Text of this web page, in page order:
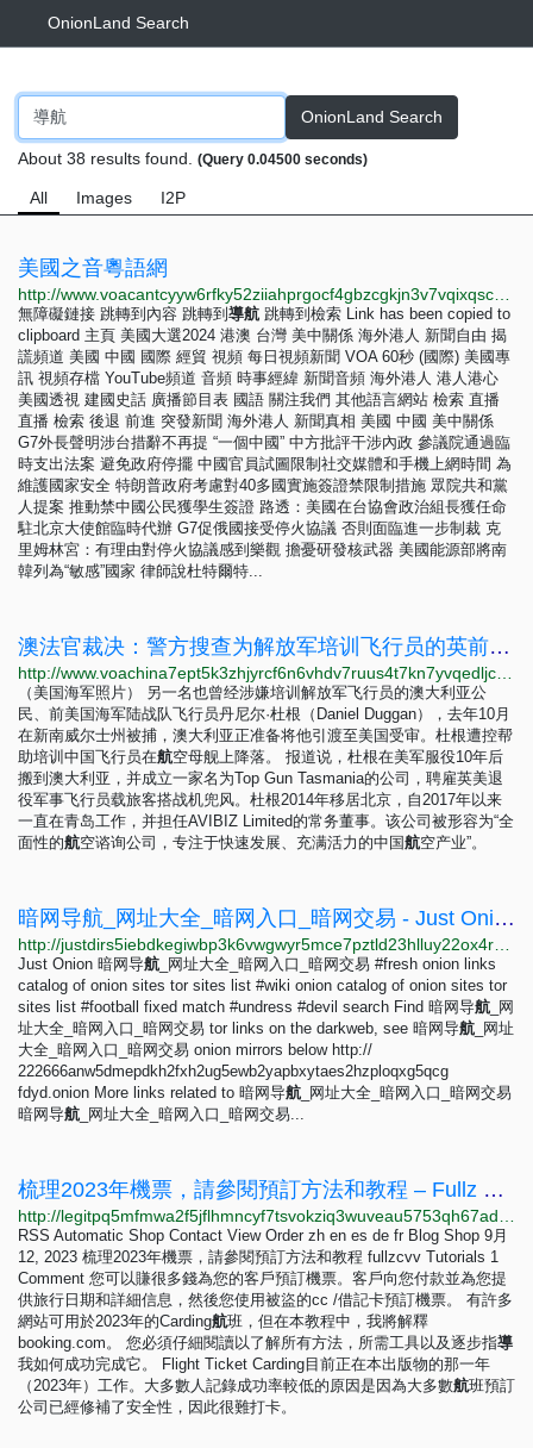
OnionLand Search
OnionLand Search
About 38 results found. (Query 0.04500 seconds)
All Images I2P
美國之音粵語網
無障礙鏈接 跳轉到內容 跳轉到 導航 跳轉到檢索 Link has been copied to
clipboard 主頁 美國大選2024 港澳 台灣 美中關係 海外港人 新聞自由 揭
謊頻道 美國 中國 國際 經貿 視頻 每日視頻新聞 VOA 60秒 (國際) 美國專
訊 視頻存檔 YouTube頻道 音頻 時事經緯 新聞音頻 海外港人 港人港心
美國透視 建國史話 廣播節目表 國語 關注我們 其他語言網站 檢索 直播
直播 檢索 後退 前進 突發新聞 海外港人 新聞真相 美國 中國 美中關係
G7外長聲明涉台措辭不再提 “一個中國” 中方批評干涉內政 參議院通過臨
時支出法案 避免政府停擺 中國官員試圖限制社交媒體和手機上網時間 為
維護國家安全 特朗普政府考慮對40多國實施簽證禁限制措施 眾院共和黨
人提案 推動禁中國公民獲學生簽證 路透：美國在台協會政治組長獲任命
駐北京大使館臨時代辦 G7促俄國接受停火協議 否則面臨進一步制裁 克
里姆林宮：有理由對停火協議感到樂觀 擔憂研發核武器 美國能源部將南
韓列為“敏感”國家 律師說杜特爾特...
澳法官裁决：警方搜查为解放军培训飞行员的英前试飞官住家合规
（美国海军照片） 另一名也曾经涉嫌培训解放军飞行员的澳大利亚公
民、前美国海军陆战队飞行员丹尼尔·杜根（Daniel Duggan），去年10月
在新南威尔士州被捕，澳大利亚正准备将他引渡至美国受审。杜根遭控帮
助培训中国飞行员在航空母舰上降落。 报道说，杜根在美军服役10年后
搬到澳大利亚，并成立一家名为Top Gun Tasmania的公司，聘雇英美退
役军事飞行员载旅客搭战机兜风。杜根2014年移居北京，自2017年以来
一直在青岛工作，并担任AVIBIZ Limited的常务董事。该公司被形容为“全
面性的航空谘询公司，专注于快速发展、充满活力的中国航空产业”。
暗网导航_网址大全_暗网入口_暗网交易 - Just Onion
Just Onion 暗网导航 _网址大全_暗网入口_暗网交易 #fresh onion links
catalog of onion sites tor sites list #wiki onion catalog of onion sites tor
sites list #football fixed match #undress #devil search Find 暗网导航 _网
址大全_暗网入口_暗网交易 tor links on the darkweb, see 暗网导航 _网址
大全_暗网入口_暗网交易 onion mirrors below http://
222666anw5dmepdkh2fxh2ug5ewb2yapbxytaes2hzploqxg5qcg
fdyd.onion More links related to 暗网导航 _网址大全_暗网入口_暗网交易
暗网导航 _网址大全_暗网入口_暗网交易...
梳理2023年機票，請參閱預訂方法和教程 – Fullz CVV商店。 在线购买Fullz
RSS Automatic Shop Contact View Order zh en es de fr Blog Shop 9月
12, 2023 梳理2023年機票，請參閱預訂方法和教程 fullzcvv Tutorials 1
Comment 您可以賺很多錢為您的客戶預訂機票。客戶向您付款並為您提
供旅行日期和詳細信息，然後您使用被盜的cc /借記卡預訂機票。 有許多
網站可用於2023年的Carding航班，但在本教程中，我將解釋
booking.com。 您必須仔細閱讀以了解所有方法，所需工具以及逐步指導
我如何成功完成它。 Flight Ticket Carding目前正在本出版物的那一年
（2023年）工作。大多數人記錄成功率較低的原因是因為大多數航班預訂
公司已經修補了安全性，因此很難打卡。